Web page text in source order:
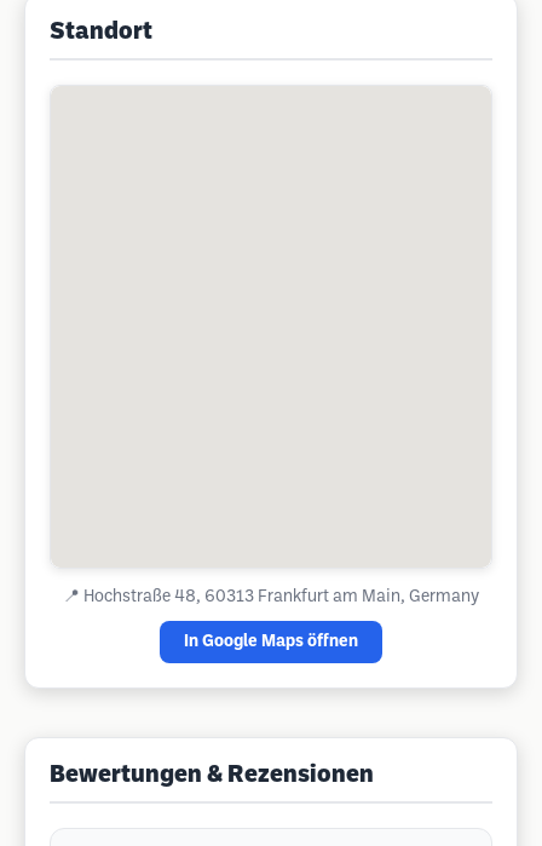
Standort
📍 Hochstraße 48, 60313 Frankfurt am Main, Germany
In Google Maps öffnen
Bewertungen & Rezensionen